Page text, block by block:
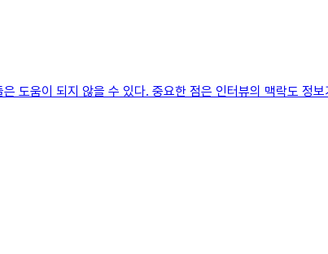
도움이 되지 않을 수 있다. 중요한 점은 인터뷰의 맥락도 정